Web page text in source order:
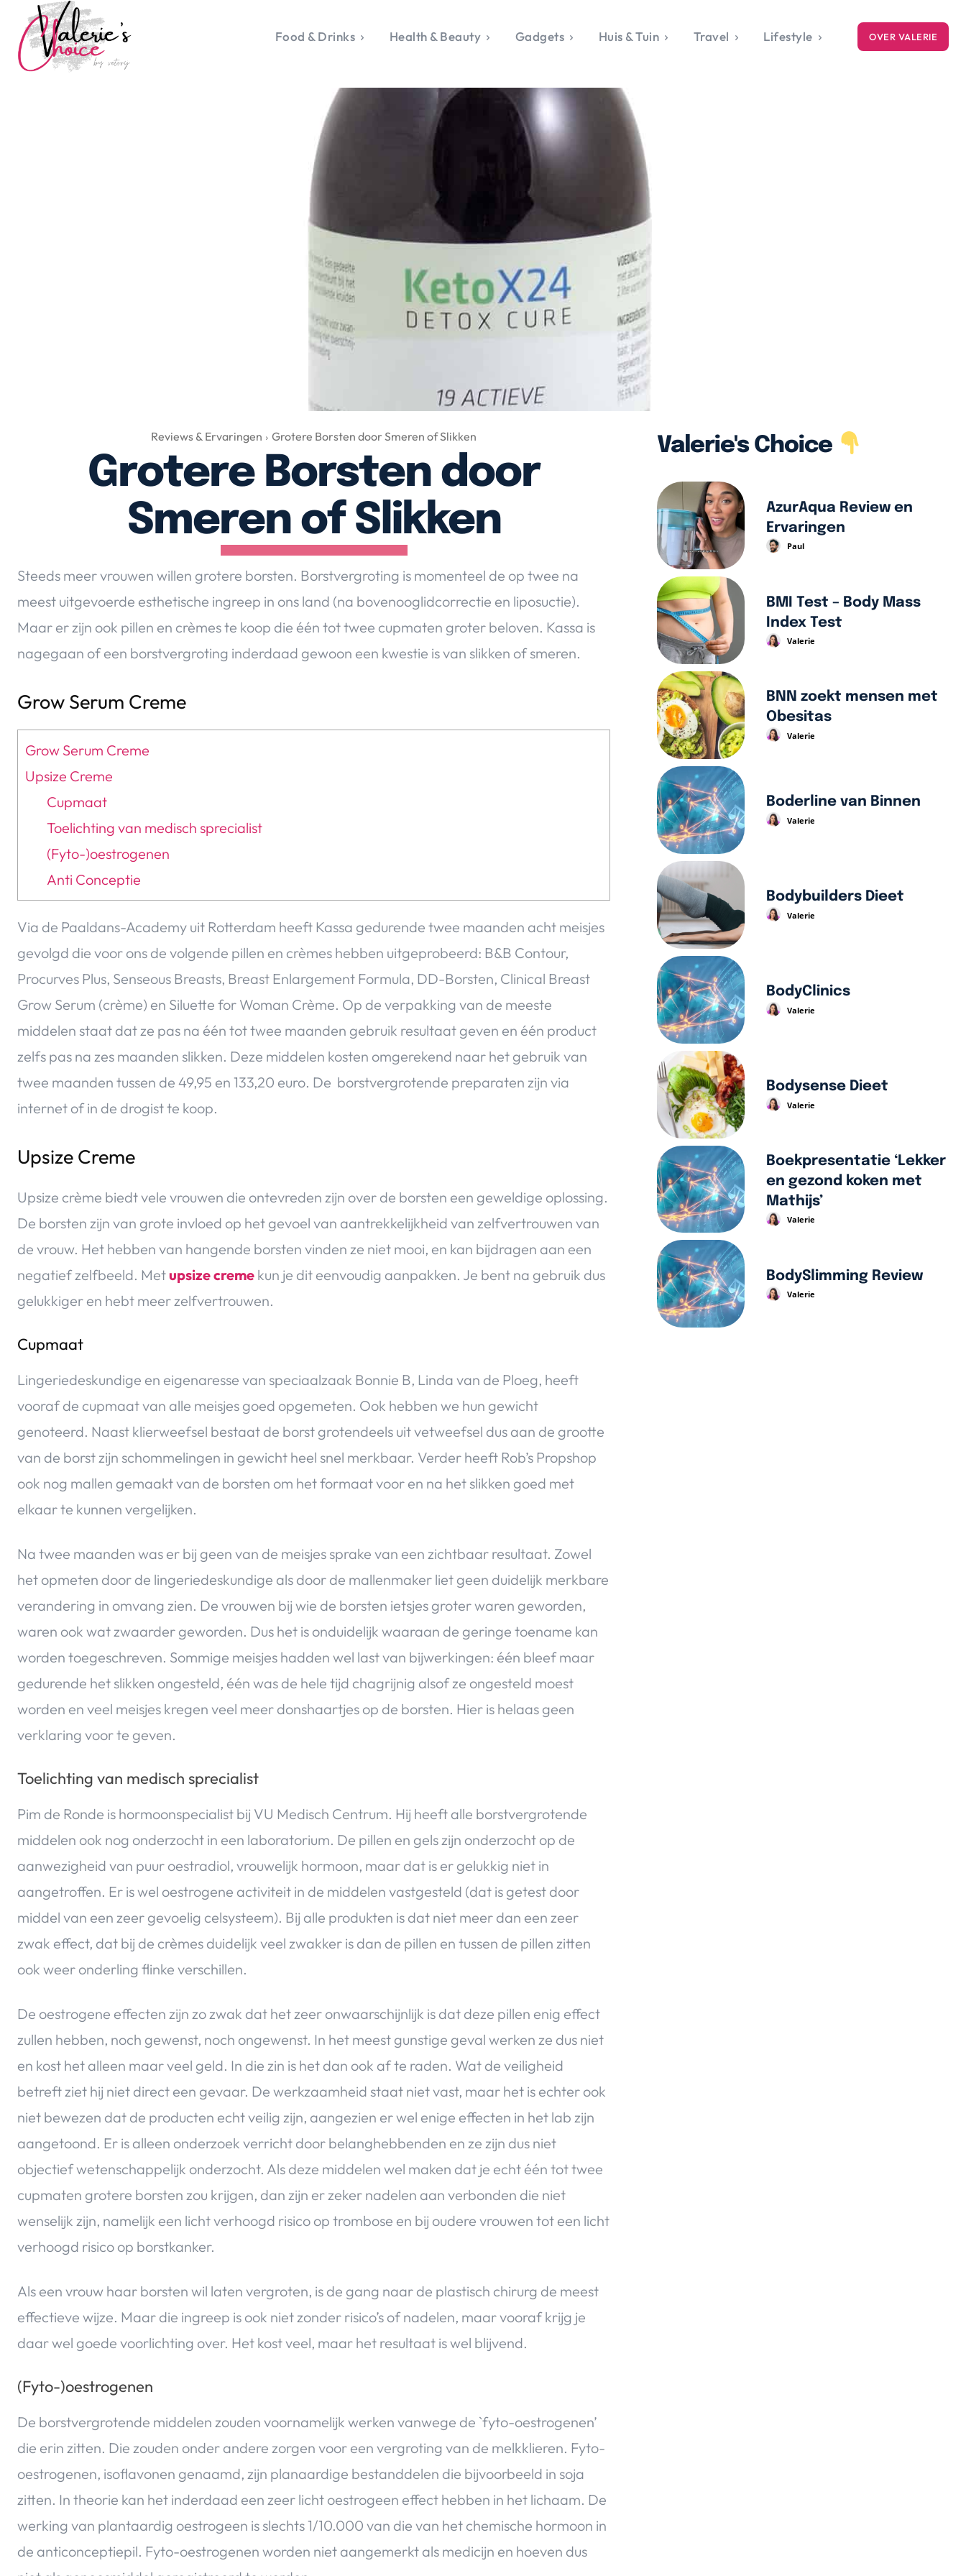
Travel & Culture
Food & Drinks
Happyness & Opmerkelijk
Lifestyle, Sport &
Duurzaamheid
Gadgets & Tech
Top 5 van Valerie
Huis & Tuin
Nieuws & Media
Over Valerie
De Top 5
Contact
Health & Beauty
Gadgets
Huis & Tuin
Lifestyle
Food & Drinks Health & Beauty Gadgets Huis & Tuin Travel Lifestyle OVER VALERIE
Reviews & Ervaringen Grotere Borsten door Smeren of Slikken
Grotere Borsten door
Smeren of Slikken
Steeds meer vrouwen willen grotere borsten. Borstvergroting is momenteel de op twee na
meest uitgevoerde esthetische ingreep in ons land (na bovenooglidcorrectie en liposuctie).
Maar er zijn ook pillen en crèmes te koop die één tot twee cupmaten groter beloven. Kassa is
nagegaan of een borstvergroting inderdaad gewoon een kwestie is van slikken of smeren.
Grow Serum Creme
Grow Serum Creme
Upsize Creme
Cupmaat
Toelichting van medisch sprecialist
(Fyto-)oestrogenen
Anti Conceptie
Via de Paaldans-Academy uit Rotterdam heeft Kassa gedurende twee maanden acht meisjes
gevolgd die voor ons de volgende pillen en crèmes hebben uitgeprobeerd: B&B Contour,
Procurves Plus, Senseous Breasts, Breast Enlargement Formula, DD-Borsten, Clinical Breast
Grow Serum (crème) en Siluette for Woman Crème. Op de verpakking van de meeste
middelen staat dat ze pas na één tot twee maanden gebruik resultaat geven en één product
zelfs pas na zes maanden slikken. Deze middelen kosten omgerekend naar het gebruik van
twee maanden tussen de 49,95 en 133,20 euro. De borstvergrotende preparaten zijn via
internet of in de drogist te koop.
Upsize Creme
Upsize crème biedt vele vrouwen die ontevreden zijn over de borsten een geweldige oplossing.
De borsten zijn van grote invloed op het gevoel van aantrekkelijkheid van zelfvertrouwen van
de vrouw. Het hebben van hangende borsten vinden ze niet mooi, en kan bijdragen aan een
negatief zelfbeeld. Metupsize creme kun je dit eenvoudig aanpakken. Je bent na gebruik dus
gelukkiger en hebt meer zelfvertrouwen.
Cupmaat
Lingeriedeskundige en eigenaresse van speciaalzaak Bonnie B, Linda van de Ploeg, heeft
vooraf de cupmaat van alle meisjes goed opgemeten. Ook hebben we hun gewicht
genoteerd. Naast klierweefsel bestaat de borst grotendeels uit vetweefsel dus aan de grootte
van de borst zijn schommelingen in gewicht heel snel merkbaar. Verder heeft Rob’s Propshop
ook nog mallen gemaakt van de borsten om het formaat voor en na het slikken goed met
elkaar te kunnen vergelijken.
Na twee maanden was er bij geen van de meisjes sprake van een zichtbaar resultaat. Zowel
het opmeten door de lingeriedeskundige als door de mallenmaker liet geen duidelijk merkbare
verandering in omvang zien. De vrouwen bij wie de borsten ietsjes groter waren geworden,
waren ook wat zwaarder geworden. Dus het is onduidelijk waaraan de geringe toename kan
worden toegeschreven. Sommige meisjes hadden wel last van bijwerkingen: één bleef maar
gedurende het slikken ongesteld, één was de hele tijd chagrijnig alsof ze ongesteld moest
worden en veel meisjes kregen veel meer donshaartjes op de borsten. Hier is helaas geen
verklaring voor te geven.
Toelichting van medisch sprecialist
Pim de Ronde is hormoonspecialist bij VU Medisch Centrum. Hij heeft alle borstvergrotende
middelen ook nog onderzocht in een laboratorium. De pillen en gels zijn onderzocht op de
aanwezigheid van puur oestradiol, vrouwelijk hormoon, maar dat is er gelukkig niet in
aangetroffen. Er is wel oestrogene activiteit in de middelen vastgesteld (dat is getest door
middel van een zeer gevoelig celsysteem). Bij alle produkten is dat niet meer dan een zeer
zwak effect, dat bij de crèmes duidelijk veel zwakker is dan de pillen en tussen de pillen zitten
ook weer onderling flinke verschillen.
De oestrogene effecten zijn zo zwak dat het zeer onwaarschijnlijk is dat deze pillen enig effect
zullen hebben, noch gewenst, noch ongewenst. In het meest gunstige geval werken ze dus niet
en kost het alleen maar veel geld. In die zin is het dan ook af te raden. Wat de veiligheid
betreft ziet hij niet direct een gevaar. De werkzaamheid staat niet vast, maar het is echter ook
niet bewezen dat de producten echt veilig zijn, aangezien er wel enige effecten in het lab zijn
aangetoond. Er is alleen onderzoek verricht door belanghebbenden en ze zijn dus niet
objectief wetenschappelijk onderzocht. Als deze middelen wel maken dat je echt één tot twee
cupmaten grotere borsten zou krijgen, dan zijn er zeker nadelen aan verbonden die niet
wenselijk zijn, namelijk een licht verhoogd risico op trombose en bij oudere vrouwen tot een licht
verhoogd risico op borstkanker.
Als een vrouw haar borsten wil laten vergroten, is de gang naar de plastisch chirurg de meest
effectieve wijze. Maar die ingreep is ook niet zonder risico’s of nadelen, maar vooraf krijg je
daar wel goede voorlichting over. Het kost veel, maar het resultaat is wel blijvend.
(Fyto-)oestrogenen
De borstvergrotende middelen zouden voornamelijk werken vanwege de `fyto-oestrogenen’
die erin zitten. Die zouden onder andere zorgen voor een vergroting van de melkklieren. Fyto-
oestrogenen, isoflavonen genaamd, zijn planaardige bestanddelen die bijvoorbeeld in soja
zitten. In theorie kan het inderdaad een zeer licht oestrogeen effect hebben in het lichaam. De
werking van plantaardig oestrogeen is slechts 1/10.000 van die van het chemische hormoon in
de anticonceptiepil. Fyto-oestrogenen worden niet aangemerkt als medicijn en hoeven dus
Valerie's Choice
AzurAqua Review en
Ervaringen
Paul
BMI Test – Body Mass
Index Test
Valerie
BNN zoekt mensen met
Obesitas
Valerie
Boderline van Binnen
Valerie
Bodybuilders Dieet
Valerie
BodyClinics
Valerie
Bodysense Dieet
Valerie
Boekpresentatie ‘Lekker
en gezond koken met
Mathijs’
Valerie
BodySlimming Review
Valerie